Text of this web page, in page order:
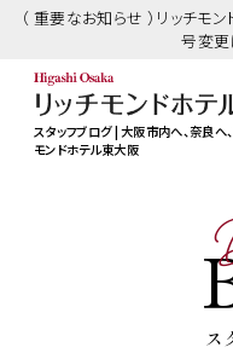
（ 重要なお知らせ ）リッチ
号変
スタッフブログ | 大阪市内へ、奈良へ
モンドホテル東大阪
ス